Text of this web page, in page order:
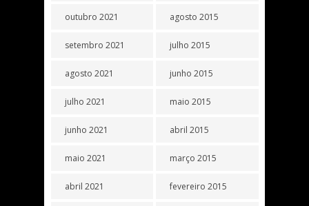
outubro 2021
setembro 2021
agosto 2021
julho 2021
junho 2021
maio 2021
abril 2021
agosto 2015
julho 2015
junho 2015
maio 2015
abril 2015
março 2015
fevereiro 2015